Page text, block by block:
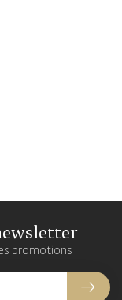
promotions